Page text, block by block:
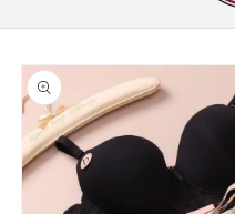
directamente
a la
información
del producto